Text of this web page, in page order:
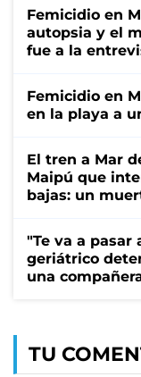
Femicidio en
autopsia y el
fue a la
Femicidio en
en la playa a
El tren a Mar
Maipú que
bajas: un
"Te va a pasar
geriátrico
una
TU